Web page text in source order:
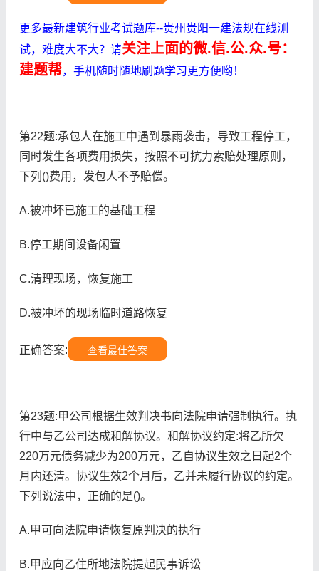
更多最新建筑行业考试题库--贵州贵阳一建法规在线测
试，难度大不大？请关注上面的微.信.公.众.号：
建题帮，手机随时随地刷题学习更方便哟！
第22题:承包人在施工中遇到暴雨袭击，导致工程停工，
同时发生各项费用损失，按照不可抗力索赔处理原则，
下列()费用，发包人不予赔偿。
A.被冲坏已施工的基础工程
B.停工期间设备闲置
C.清理现场，恢复施工
D.被冲坏的现场临时道路恢复
正确答案: 查看最佳答案
第23题:甲公司根据生效判决书向法院申请强制执行。执
行中与乙公司达成和解协议。和解协议约定:将乙所欠
220万元债务减少为200万元，乙自协议生效之日起2个
月内还清。协议生效2个月后，乙并未履行协议的约定。
下列说法中，正确的是()。
A.甲可向法院申请恢复原判决的执行
B.甲应向乙住所地法院提起民事诉讼